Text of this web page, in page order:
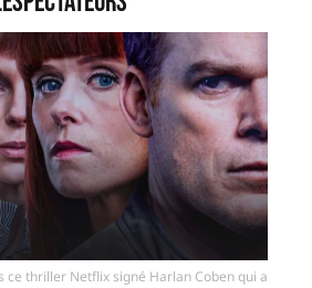
ce thriller Netflix signé Harlan Coben qui a